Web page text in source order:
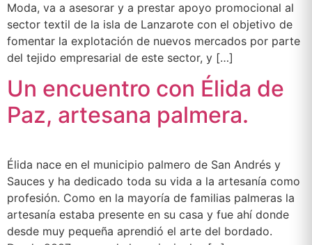
Moda, va a asesorar y a prestar apoyo promocional al
sector textil de la isla de Lanzarote con el objetivo de
fomentar la explotación de nuevos mercados por parte
del tejido empresarial de este sector, y […]
Un encuentro con Élida de
Paz, artesana palmera.
Élida nace en el municipio palmero de San Andrés y
Sauces y ha dedicado toda su vida a la artesanía como
profesión. Como en la mayoría de familias palmeras la
artesanía estaba presente en su casa y fue ahí donde
desde muy pequeña aprendió el arte del bordado.